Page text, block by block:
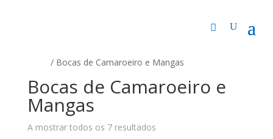
/ Bocas de Camaroeiro e Mangas
Bocas de Camaroeiro e
Mangas
A mostrar todos os 7 resultados